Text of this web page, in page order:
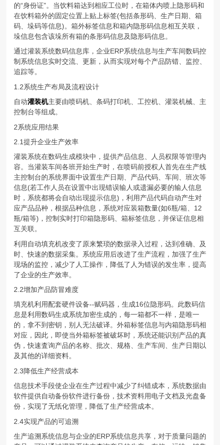
的“身份证”。当饮料箱达到相应工位时，在箱体内喷上隐形码和
在饮料箱外的固定位置上贴上标签(包括条形码、生产日期、箱
码、垛码等信息)。箱外标签信息和箱内隐形码信息相互关联，
垛信息包含该垛所有箱的条形码信息及隐形码信息。
通过灌装系统数码信息库，企业ERP系统信息与生产车间数码控
制系统信息实时交流、更新，从而实现对每个产品防错、监控、
追踪等。
1.2系统生产布局及流程设计
自动灌装机主要由喷码机、条码打印机、工控机、灌装机械、主
控制台等组成。
2系统应用结果
2.1提升企业生产效率
灌装系统在数码生成模块中，提供产品信息、人员权限等管理内
容。当灌装车间各班开始生产时，在喷码前授权人首先在生产线
主控制台的系统界面中设置生产日期、产品代码、车间、班次等
信息(若工作人员在设置中出现错误输人或遗漏必要的输人信息
时，系统都将会自动出现提示信息)，利用产品代码自动产生对
应产品品种，根据品种信息，系统对应装箱数量(如6瓶/箱、12
瓶/箱等)，控制实时打印箱隐形码、箱标签信息，并保证信息相
互关联。
利用自动填充机改变了原来繁琐的数据录入过程，达到准确、及
时、快速的数据采集。系统应用后改进了生产流程，加强了生产
现场的监控，减少了人工操作，降低了人为错误的发生率，提高
了企业的生产效率。
2.2增加产品防冒难度
填充机利用配套硬件设备--赋码器，生成16位隐形码。此数码信
息是利用数码生成系统加密生成的，每一箱都不一样，是唯一
的，拿不到密钥，别人无法破译。外箱标签信息与内箱隐形码相
对应，因此，即使当外箱标签被破坏时，系统还能识别产品的真
伪，快速査询产品的名称、批次、规格、生产车间、生产日期以
及其他的详细资料。
2.3降低生产经营成本
信息技术手段使企业在生产过程中减少了纠错成本，系统数据由
软件提供自动备份软件进行备份，技术资料用电子文档及光盘备
份，实现了无纸化管理，降低了生产经营成本。
2.4实现产品的可追溯
生产追溯系统信息与企业的ERP系统信息共享，对于质量问题的